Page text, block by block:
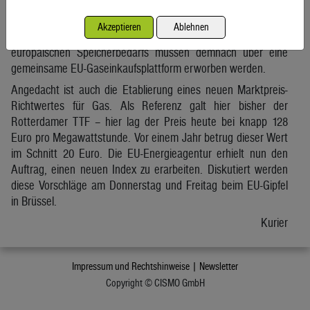
einen Teil ihres Gases für die Speicher im kommenden Jahr
gemeinsam einzukaufen. Mindestens 15 Prozent des
europäischen Speicherbedarfs müssen demnach über eine
gemeinsame EU-Gaseinkaufsplattform erworben werden.
Angedacht ist auch die Etablierung eines neuen Marktpreis-
Richtwertes für Gas. Als Referenz galt hier bisher der
Rotterdamer TTF – hier lag der Preis heute bei knapp 128
Euro pro Megawattstunde. Vor einem Jahr betrug dieser Wert
im Schnitt 20 Euro. Die EU-Energieagentur erhielt nun den
Auftrag, einen neuen Index zu erarbeiten. Diskutiert werden
diese Vorschläge am Donnerstag und Freitag beim EU-Gipfel
in Brüssel.
Kurier
Impressum und Rechtshinweise | Newsletter
Copyright © CISMO GmbH
Akzeptieren Ablehnen